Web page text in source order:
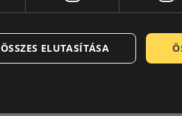
ÖSSZES ELUTASÍTÁSA